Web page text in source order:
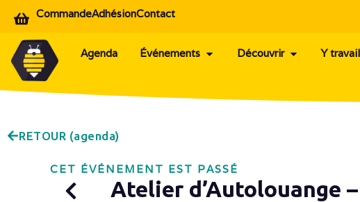
CommandeAdhésionContact
Agenda Événements Découvrir Y
RETOUR (agenda)
CET ÉVÉNEMENT EST PASSÉ
Atelier d’Autolouange